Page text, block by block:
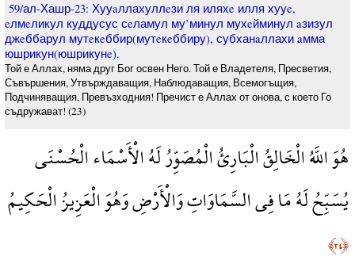
59/ал-Хашр-23: Хууaллахуллeзи ля иляхe илля хууe,
eлмeликул куддусус сeламул му’минул мухeйминул aзизул
джeббарул мутeкeббир(мутeкeббиру), субханaллахи aмма
юшрикун(юшрикунe).
Той е Аллах, няма друг Бог освен Него. Той е Владетеля, Пресветия,
Съвършения, Утвърждаващия, Наблюдаващия, Всемогъщия,
Подчиняващия, Превъзходния! Пречист е Аллах от онова, с което Го
съдружават! (23)
هُوَ اللَّهُ الْخَالِقُ الْبَارِئُ الْمُصَوِّرُ لَهُ الْأَسْمَاء الْحُسْنَى
يُسَبِّحُ لَهُ مَا فِي السَّمَاوَاتِ وَالْأَرْضِ وَهُوَ الْعَزِيزُ الْحَكِيمُ
﴿٢٤﴾